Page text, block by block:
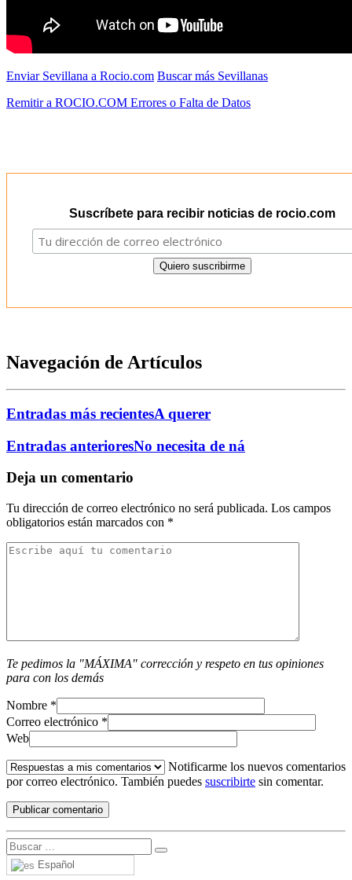
Enviar Sevillana a Rocio.com Buscar más Sevillanas
Remitir a ROCIO.COM Errores o Falta de Datos
Suscríbete para recibir noticias de rocio.com
Navegación de Artículos
Entradas más recientesA querer
Entradas anterioresNo necesita de ná
Deja un comentario
Tu dirección de correo electrónico no será publicada. Los campos
obligatorios están marcados con *
Te pedimos la "MÁXIMA" corrección y respeto en tus opiniones
para con los demás
Nombre *
Correo electrónico *
Web
Notificarme los nuevos comentarios
por correo electrónico. También puedes suscribirte sin comentar.
Español